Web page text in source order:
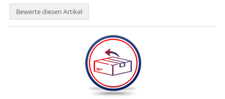
Bewerte diesen Artikel